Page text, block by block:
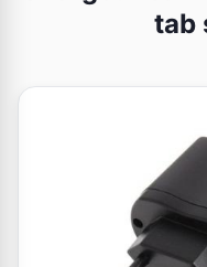
tab